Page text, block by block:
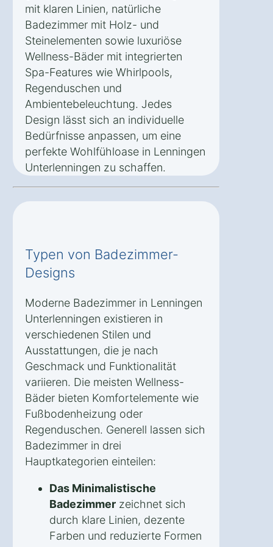
mit klaren Linien, natürliche
Badezimmer mit Holz- und
Steinelementen sowie luxuriöse
Wellness-Bäder mit integrierten
Spa-Features wie Whirlpools,
Regenduschen und
Ambientebeleuchtung. Jedes
Design lässt sich an individuelle
Bedürfnisse anpassen, um eine
perfekte Wohlfühloase in Lenningen
Unterlenningen zu schaffen.
Typen von Badezimmer-
Designs
Moderne Badezimmer in Lenningen
Unterlenningen existieren in
verschiedenen Stilen und
Ausstattungen, die je nach
Geschmack und Funktionalität
variieren. Die meisten Wellness-
Bäder bieten Komfortelemente wie
Fußbodenheizung oder
Regenduschen. Generell lassen sich
Badezimmer in drei
Hauptkategorien einteilen:
Das Minimalistische
Badezimmer zeichnet sich
durch klare Linien, dezente
Farben und reduzierte Formen